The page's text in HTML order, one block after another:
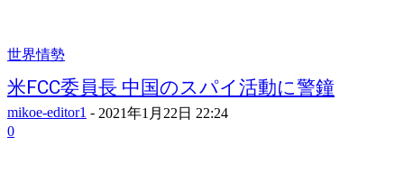
世界情勢
米FCC委員長 中国のスパイ活動に警鐘
mikoe-editor1 - 2021年1月22日 22:24
0